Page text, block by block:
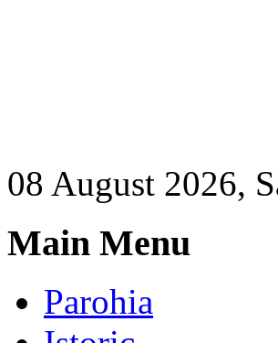
08 August 2026,
Main Menu
Parohia